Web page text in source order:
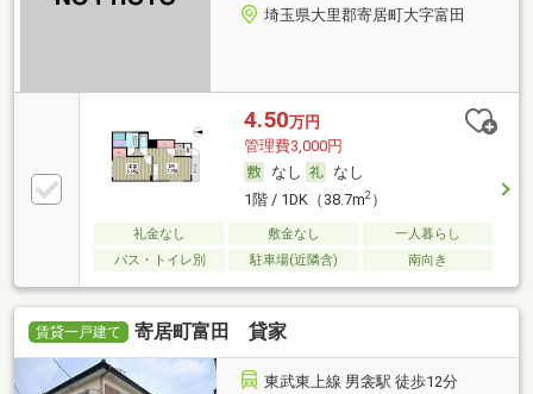
埼玉県大里郡寄居町大字富田
4.50万円
管理費3,000円
なし
なし
1階 / 1DK（38.7m2）
礼金なし 敷金なし
一人暮らし
バス・トイレ別
駐車場(近隣含) 南向き
賃貸一戸建て 寄居町富田 貸家
東武東上線 男衾駅 徒歩12分